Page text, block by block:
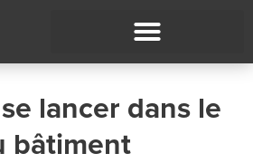
lancer dans le
bâtiment